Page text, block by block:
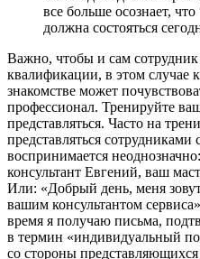
все больше осознает,
должна состояться
Важно, чтобы и сам сотрудник
квалификации, в этом случае
знакомстве может
профессионал. Тренируйте
представляться. Часто на
представляться
воспринимается
консультант Евгений, ваш
Или: «Добрый день, меня
вашим консультантом
время я получаю письма,
в термин «индивидуальный
со стороны